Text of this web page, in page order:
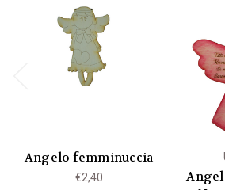
Angelo femminuccia
€2,40